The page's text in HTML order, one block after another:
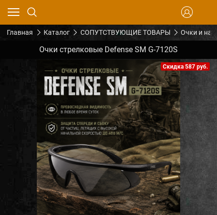
Главная Каталог СОПУТСТВУЮЩИЕ ТОВАРЫ Очки и
Очки стрелковые Defense SM G-7120S
Скидка 587 руб.